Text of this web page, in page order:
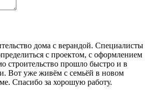
дома с верандой. Специалисты
с проектом, с оформлением
строительство прошло быстро и в
Вот уже живём с семьёй в новом
Спасибо за хорошую работу.